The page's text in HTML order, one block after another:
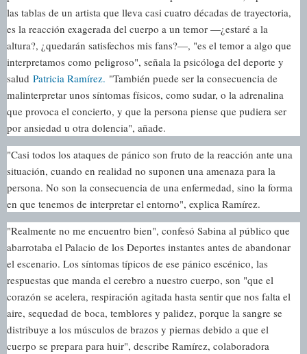
las tablas de un artista que lleva casi cuatro décadas de trayectoria,
es la reacción exagerada del cuerpo a un temor —¿estaré a la
altura?, ¿quedarán satisfechos mis fans?—, "es el temor a algo que
interpretamos como peligroso", señala la psicóloga del deporte y
salud Patricia Ramírez. "También puede ser la consecuencia de
malinterpretar unos síntomas físicos, como sudar, o la adrenalina
que provoca el concierto, y que la persona piense que pudiera ser
por ansiedad u otra dolencia", añade.
"Casi todos los ataques de pánico son fruto de la reacción ante una
situación, cuando en realidad no suponen una amenaza para la
persona. No son la consecuencia de una enfermedad, sino la forma
en que tenemos de interpretar el entorno", explica Ramírez.
"Realmente no me encuentro bien", confesó Sabina al público que
abarrotaba el Palacio de los Deportes instantes antes de abandonar
el escenario. Los síntomas típicos de ese pánico escénico, las
respuestas que manda el cerebro a nuestro cuerpo, son "que el
corazón se acelera, respiración agitada hasta sentir que nos falta el
aire, sequedad de boca, temblores y palidez, porque la sangre se
distribuye a los músculos de brazos y piernas debido a que el
cuerpo se prepara para huir", describe Ramírez, colaboradora